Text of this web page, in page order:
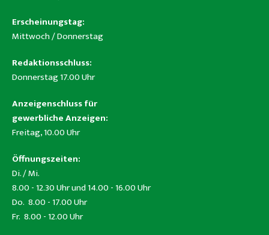
Erscheinungstag:
Mittwoch / Donnerstag
Redaktionsschluss:
Donnerstag 17.00 Uhr
Anzeigenschluss für
gewerbliche Anzeigen:
Freitag, 10.00 Uhr
Öffnungszeiten:
Di. / Mi.
8.00 - 12.30 Uhr und 14.00 - 16.00 Uhr
Do. 8.00 - 17.00 Uhr
Fr. 8.00 - 12.00 Uhr